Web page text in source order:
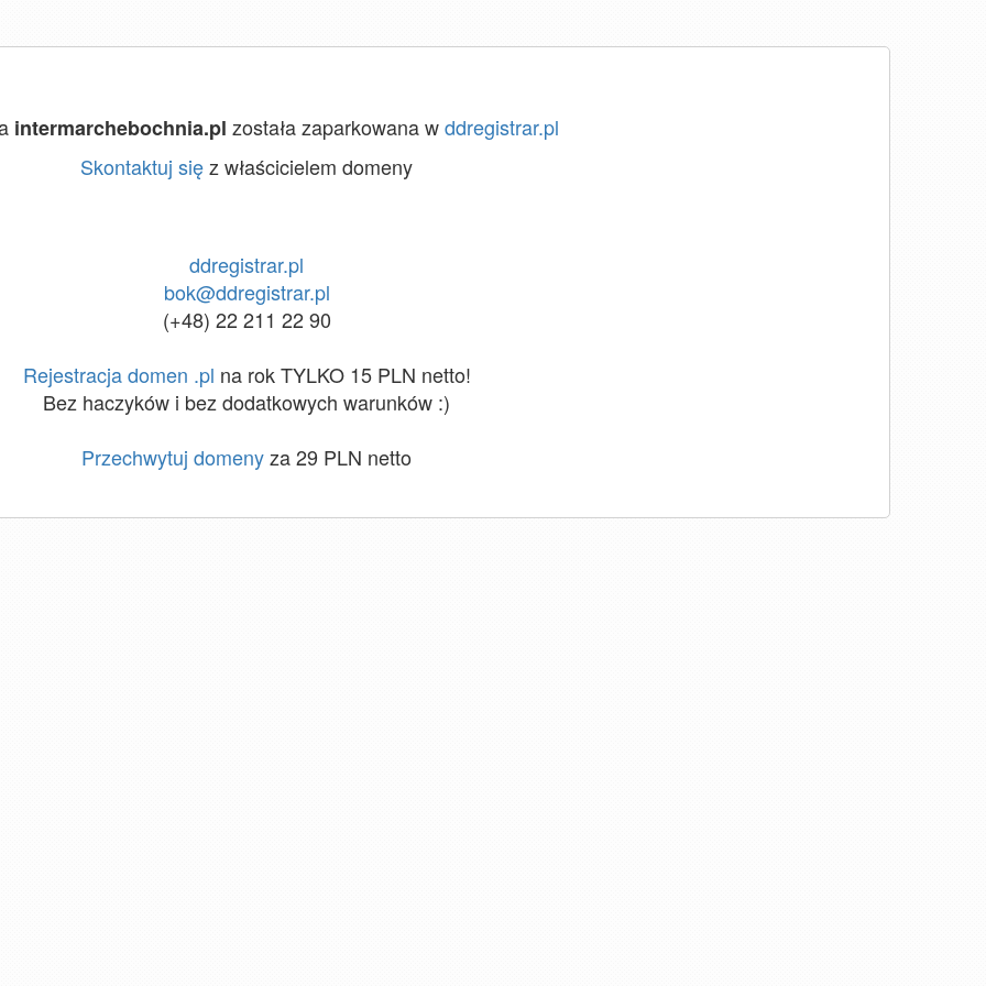
intermarchebochnia.pl została zaparkowana wddregistrar.pl
Skontaktuj sięz właścicielem domeny
ddregistrar.pl
bok@ddregistrar.pl
(+48) 22 211 22 90
Rejestracja domen .pl na rok TYLKO 15 PLN netto!
Bez haczyków i bez dodatkowych warunków :)
Przechwytuj domenyza 29 PLN netto